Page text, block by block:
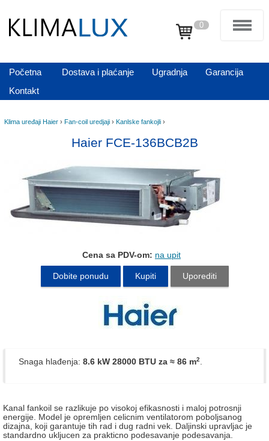
0
Početna Dostava i plaćanje Ugradnja
Garancija
Kontakt
Klima uređaji Haier › Fan-coil uredjaji › Kanlske fankojli ›
Haier FCE-136BCB2B
Cena sa PDV-om: na upit
Dobite ponudu Kupiti Uporediti
Snaga hlađenja: 8.6 kW 28000 BTU za ≈ 86 m2.
Kanal fankoil se razlikuje po visokoj efikasnosti i maloj potrosnji
energije. Model je opremljen celicnim ventilatorom poboljsanog
dizajna, koji garantuje tih rad i dug radni vek. Daljinski upravljac je
standardno ukljucen za prakticno podesavanje podesavanja.